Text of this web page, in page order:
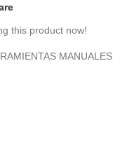
this product now!
MANUALES